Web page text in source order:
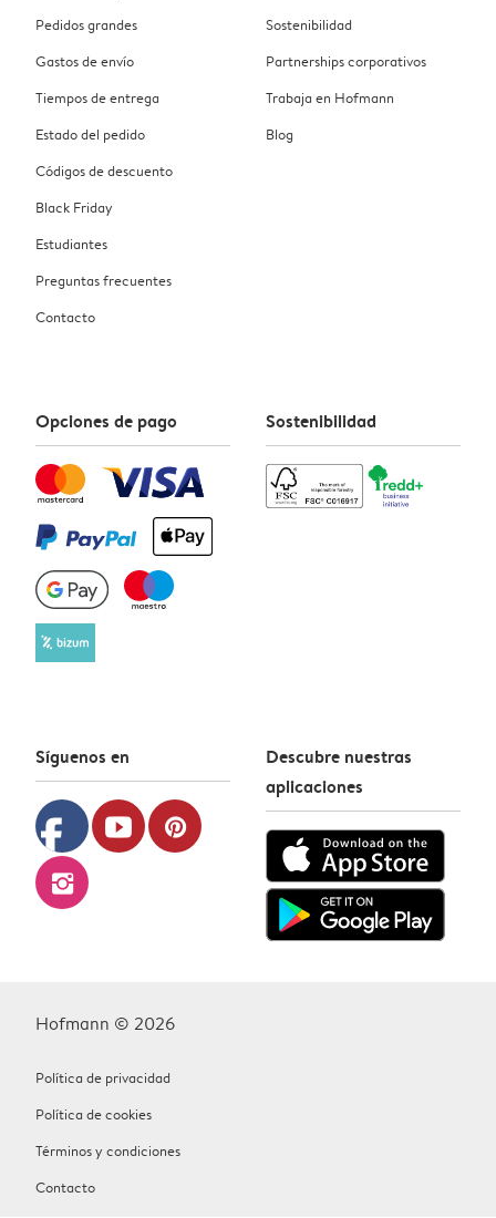
Pedidos grandes
Gastos de envío
Tiempos de entrega
Estado del pedido
Códigos de descuento
Black Friday
Estudiantes
Preguntas frecuentes
Contacto
Sostenibilidad
Partnerships corporativos
Trabaja en Hofmann
Blog
Opciones de pago Sostenibilidad
Síguenos en
facebook youtube pinterest
instagram
Descubre nuestras
aplicaciones
Hofmann © 2026
Política de privacidad
Política de cookies
Términos y condiciones
Contacto